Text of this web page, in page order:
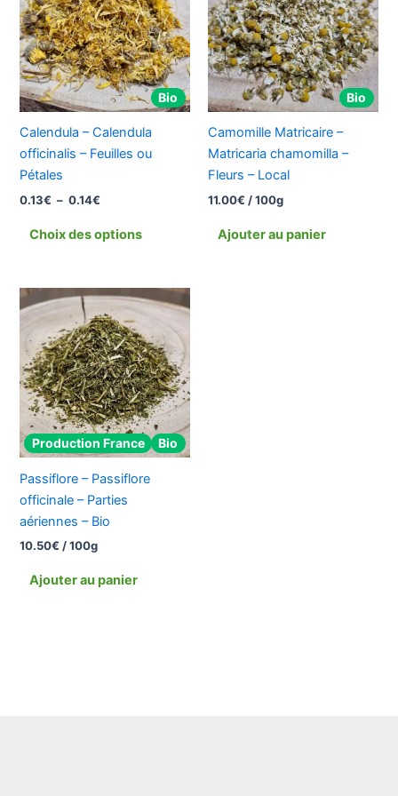
Bio
Calendula – Calendula
officinalis – Feuilles ou
Pétales
0.13€ – 0.14€
à
0.14€
Choix des options
plusieurs
variations.
Les
options
peuvent
Bio
Camomille Matricaire –
Matricaria chamomilla –
Fleurs – Local
11.00€ / 100g
Ajouter au panier
Production France Bio
Passiflore – Passiflore
officinale – Parties
aériennes – Bio
10.50€ / 100g
Ajouter au panier